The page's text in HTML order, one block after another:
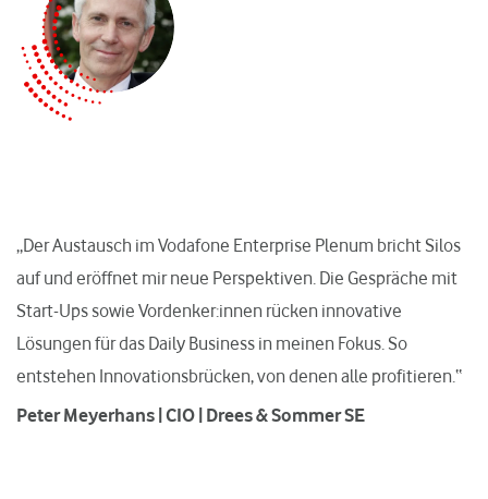
„Der Austausch im Vodafone Enterprise Plenum bricht Silos
auf und eröffnet mir neue Perspektiven. Die Gespräche mit
Start-Ups sowie Vordenker:innen rücken innovative
Lösungen für das Daily Business in meinen Fokus. So
entstehen Innovationsbrücken, von denen alle profitieren.“
Peter Meyerhans | CIO | Drees & Sommer SE